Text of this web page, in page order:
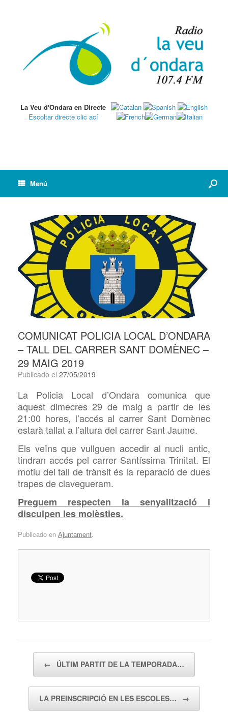
La Veu d'Ondara en Directe
Escoltar directe clic ací
Menú
COMUNICAT POLICIA LOCAL D’ONDARA
– TALL DEL CARRER SANT DOMÈNEC –
29 MAIG 2019
Publicado el 27/05/2019
La Policia Local d’Ondara comunica que
aquest dimecres 29 de maig a partir de les
21:00 hores, l’accés al carrer Sant Domènec
estarà tallat a l’altura del carrer Sant Jaume.
Els veïns que vullguen accedir al nucli antic,
tindran accés pel carrer Santíssima Trinitat. El
motiu deltall de trànsit és la reparació de dues
trapes de clavegueram.
Preguem respecten la senyalització i
disculpen les molèsties.
Publicado en Ajuntament.
← ÚLTIM PARTIT DE LA TEMPORADA…
LA PREINSCRIPCIÓ EN LES ESCOLES… →